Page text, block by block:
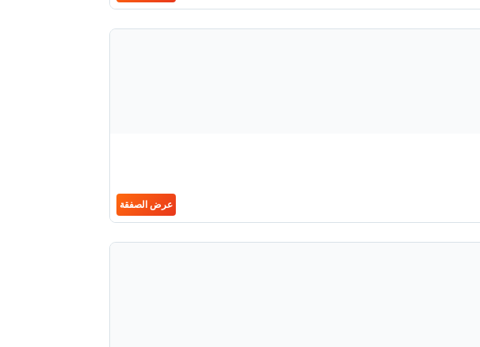
عرض الصفقة